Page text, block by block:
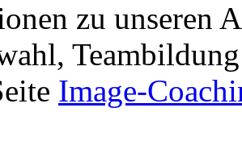
zu unseren
Image-